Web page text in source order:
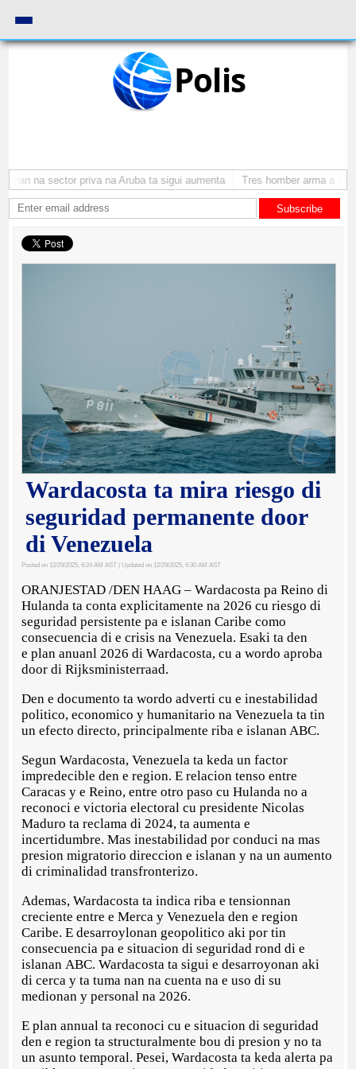
Polis
na sector priva na Aruba ta sigui aumenta Tres homber arma a
Subscribe
Wardacosta ta mira riesgo di
seguridad permanente door
di Venezuela
Posted on 12/29/2025, 6:24 AM AST | Updated on 12/29/2025, 6:30 AM AST
ORANJESTAD /DEN HAAG – Wardacosta pa Reino di
Hulanda ta conta explicitamente na 2026 cu riesgo di
seguridad persistente pa e islanan Caribe como
consecuencia di e crisis na Venezuela. Esaki ta den
e plan anuanl 2026 di Wardacosta, cu a wordo aproba
door di Rijksministerraad.
Den e documento ta wordo adverti cu e inestabilidad
politico, economico y humanitario na Venezuela ta tin
un efecto directo, principalmente riba e islanan ABC.
Segun Wardacosta, Venezuela ta keda un factor
impredecible den e region. E relacion tenso entre
Caracas y e Reino, entre otro paso cu Hulanda no a
reconoci e victoria electoral cu presidente Nicolas
Maduro ta reclama di 2024, ta aumenta e
incertidumbre. Mas inestabilidad por conduci na mas
presion migratorio direccion e islanan y na un aumento
di criminalidad transfronterizo.
Ademas, Wardacosta ta indica riba e tensionnan
creciente entre e Merca y Venezuela den e region
Caribe. E desarroylonan geopolitico aki por tin
consecuencia pa e situacion di seguridad rond di e
islanan ABC. Wardacosta ta sigui e desarroyonan aki
di cerca y ta tuma nan na cuenta na e uso di su
medionan y personal na 2026.
E plan annual ta reconoci cu e situacion di seguridad
den e region ta structuralmente bou di presion y no ta
un asunto temporal. Pesei, Wardacosta ta keda alerta pa